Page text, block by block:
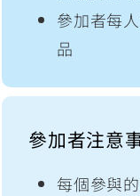
參加者每
品
參加者注意
每個參與